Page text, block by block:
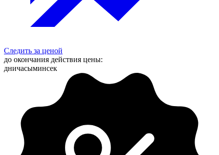
Следить за ценой
до окончания действия цены:
дничасыминсек